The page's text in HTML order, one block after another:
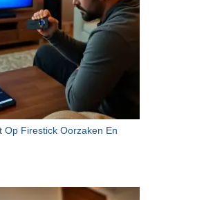
Op Firestick Oorzaken En